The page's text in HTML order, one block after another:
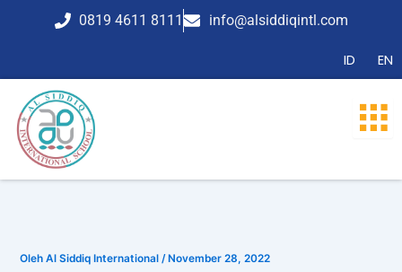
0819 4611 8111 info@alsiddiqintl.com
ID EN
OlehAl Siddiq International/November 28, 2022